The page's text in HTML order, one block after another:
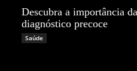
Descubra a importância
diagnóstico precoce
Saúde